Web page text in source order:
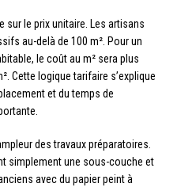
sur le prix unitaire. Les artisans
au-delà de 100 m². Pour un
le coût au m² sera plus
Cette logique tarifaire s’explique
et du temps de
des travaux préparatoires.
simplement une sous-couche et
avec du papier peint à